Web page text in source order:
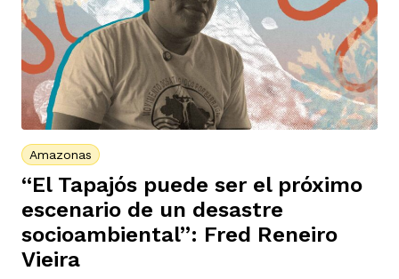
Amazonas
“El Tapajós puede ser el próximo
escenario de un desastre
socioambiental”: Fred Reneiro
Vieira